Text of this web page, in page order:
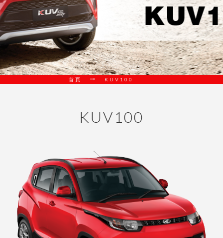
首頁 KUV100
KUV100